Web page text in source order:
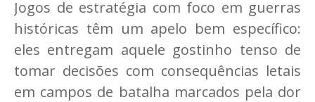
Jogos de estratégia com foco em guerras
históricas têm um apelo bem específico:
eles entregam aquele gostinho tenso de
tomar decisões com consequências letais
em campos de batalha marcados pela dor